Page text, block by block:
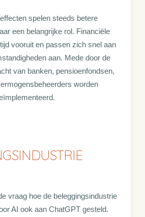
spelen steeds betere
een belangrijke rol. Financiële
vooruit en passen zich snel aan
aan. Mede door de
van banken, pensioenfondsen,
worden
vraag hoe de beleggingsindustrie
AI ook aan ChatGPT gesteld.